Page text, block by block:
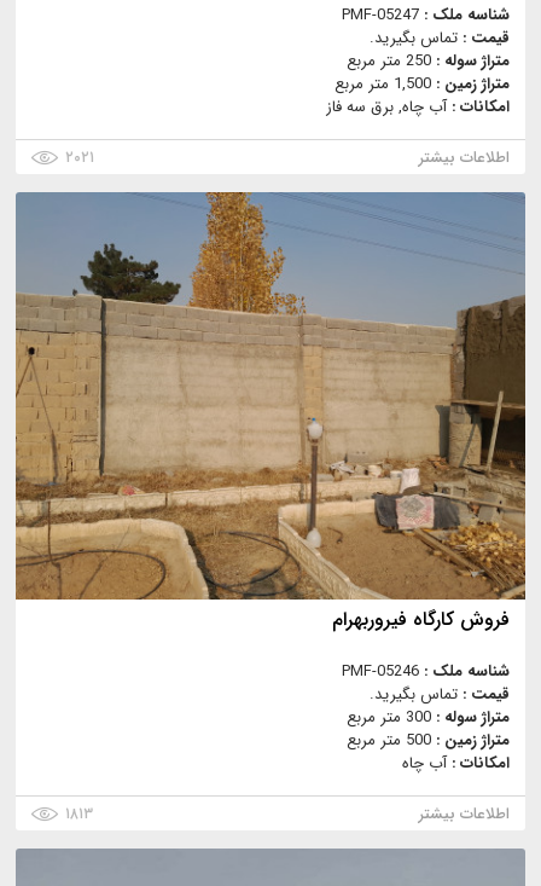
شناسه ملک : PMF-05247
قیمت : تماس بگیرید.
متراژ سوله : 250 متر مربع
متراژ زمین : 1,500 متر مربع
امکانات :آب چاه, برق سه فاز
اطلاعات بیشتر
۲۰۲۱
فروش کارگاه فیروربهرام
شناسه ملک : PMF-05246
قیمت : تماس بگیرید.
متراژ سوله : 300 متر مربع
متراژ زمین : 500 متر مربع
امکانات :آب چاه
اطلاعات بیشتر
۱۸۱۳